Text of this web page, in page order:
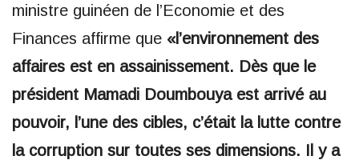
ministre guinéen de l’Economie et des
Finances affirme que «l’environnement des
affaires est en assainissement. Dès que le
président Mamadi Doumbouya est arrivé au
pouvoir, l’une des cibles, c’était la lutte contre
la corruption sur toutes ses dimensions. Il y a